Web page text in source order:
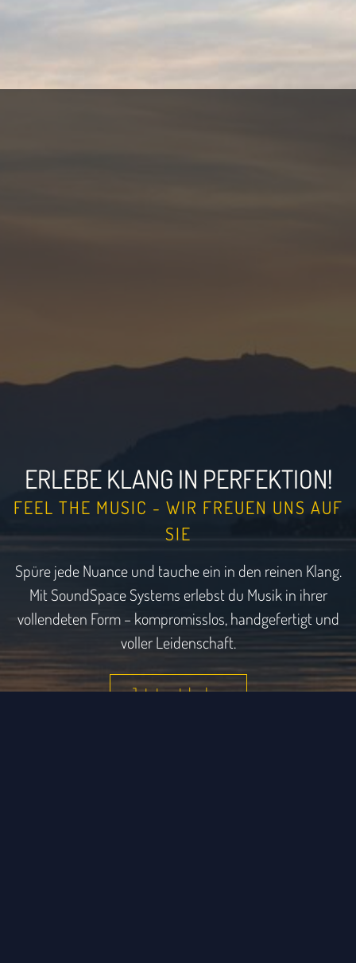
ERLEBE KLANG IN PERFEKTION!
FEEL THE MUSIC - WIR FREUEN UNS AUF
SIE
Spüre jede Nuance und tauche ein in den reinen Klang.
Mit SoundSpace Systems erlebst du Musik in ihrer
vollendeten Form – kompromisslos, handgefertigt und
voller Leidenschaft.
Jetzt entdecken